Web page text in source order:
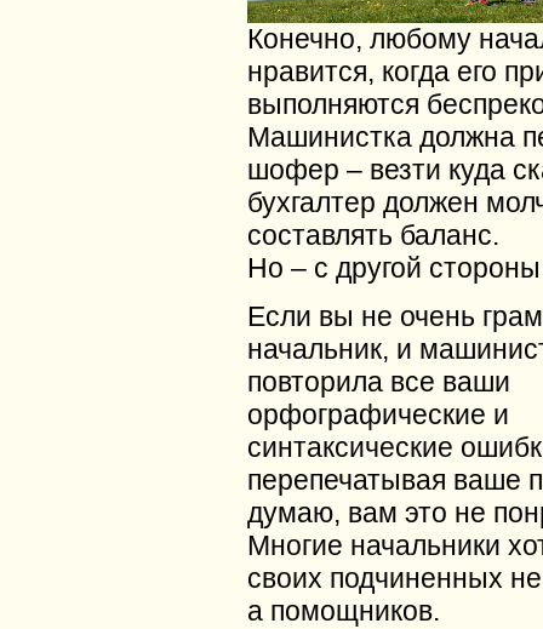
Конечно, любому
нравится, когда его
выполняются
Машинистка должна
шофер – везти куда
бухгалтер должен
составлять баланс.
Но – с другой
Если вы не очень
начальник, и
повторила все ваши
орфографические и
синтаксические
перепечатывая ваше
думаю, вам это не
Многие начальники
своих подчиненных
а помощников.